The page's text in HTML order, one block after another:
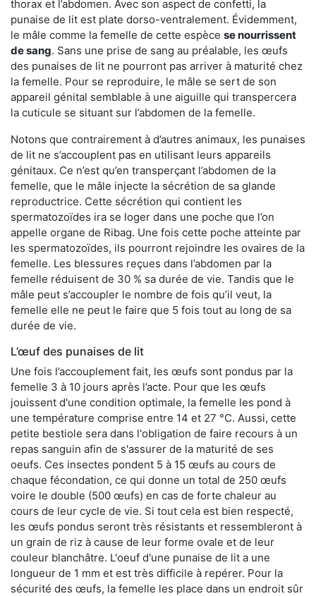
thorax et l’abdomen. Avec son aspect de confetti, la
punaise de lit est plate dorso-ventralement. Évidemment,
le mâle comme la femelle de cette espèce se nourrissent
de sang. Sans une prise de sang au préalable, les œufs
des punaises de lit ne pourront pas arriver à maturité chez
la femelle. Pour se reproduire, le mâle se sert de son
appareil génital semblable à une aiguille qui transpercera
la cuticule se situant sur l’abdomen de la femelle.
Notons que contrairement à d’autres animaux, les punaises
de lit ne s’accouplent pas en utilisant leurs appareils
génitaux. Ce n’est qu’en transperçant l’abdomen de la
femelle, que le mâle injecte la sécrétion de sa glande
reproductrice. Cette sécrétion qui contient les
spermatozoïdes ira se loger dans une poche que l’on
appelle organe de Ribag. Une fois cette poche atteinte par
les spermatozoïdes, ils pourront rejoindre les ovaires de la
femelle. Les blessures reçues dans l’abdomen par la
femelle réduisent de 30 % sa durée de vie. Tandis que le
mâle peut s’accoupler le nombre de fois qu’il veut, la
femelle elle ne peut le faire que 5 fois tout au long de sa
durée de vie.
L’œuf des punaises de lit
Une fois l’accouplement fait, les œufs sont pondus par la
femelle 3 à 10 jours après l’acte. Pour que les œufs
jouissent d'une condition optimale, la femelle les pond à
une température comprise entre 14 et 27 °C. Aussi, cette
petite bestiole sera dans l'obligation de faire recours à un
repas sanguin afin de s'assurer de la maturité de ses
oeufs. Ces insectes pondent 5 à 15 œufs au cours de
chaque fécondation, ce qui donne un total de 250 œufs
voire le double (500 œufs) en cas de forte chaleur au
cours de leur cycle de vie. Si tout cela est bien respecté,
les œufs pondus seront très résistants et ressembleront à
un grain de riz à cause de leur forme ovale et de leur
couleur blanchâtre. L'oeuf d'une punaise de lit a une
longueur de 1 mm et est très difficile à repérer. Pour la
sécurité des œufs, la femelle les place dans un endroit sûr